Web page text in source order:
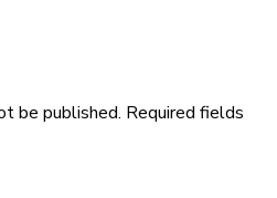
be published. Required fields